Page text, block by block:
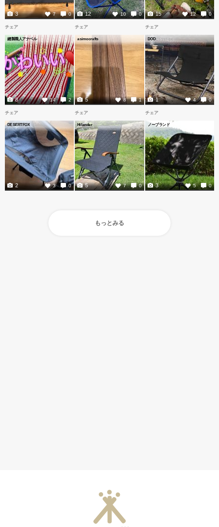
7 0
3 10 0
12 12 0
15
チェア
縫製職人アナベル
14 2
8
チェア
asimocrafts
8 1
5
チェア
DOD
4 0
1
チェア
DESERTFOX
3 0
2
チェア
Hilander
7 0
5
チェア
ノーブランド
5 0
3
もっとみる